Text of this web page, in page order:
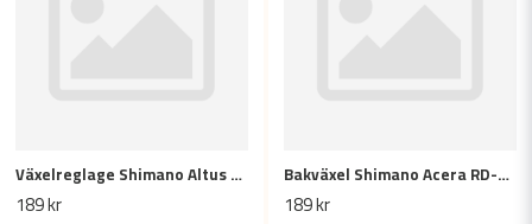
Växelreglage Shimano Altus Shifter SL-M315, 7 växlar
189 kr
Bakväxel Shimano Acera RD-M310 - 7/8s (Short Cage)
189 kr